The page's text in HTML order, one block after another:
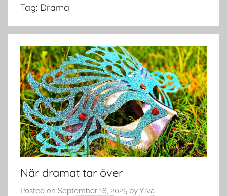
Tag: Drama
När dramat tar över
Posted on September 18, 2025 byYlva